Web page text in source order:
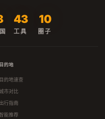
43
工具
10
圈子
目的地
目的地速查
市对比
出行指南
能推荐